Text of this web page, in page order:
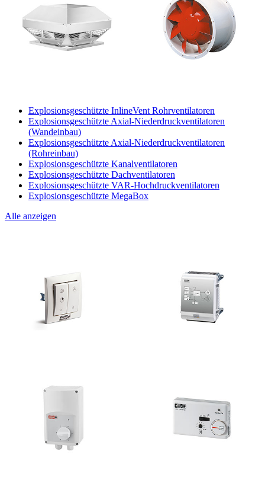
Explosionsgeschützte InlineVent Rohrventilatoren
Explosionsgeschützte Axial-Niederdruckventilatoren
(Wandeinbau)
Explosionsgeschützte Axial-Niederdruckventilatoren
(Rohreinbau)
Explosionsgeschützte Kanalventilatoren
Explosionsgeschützte Dachventilatoren
Explosionsgeschützte VAR-Hochdruckventilatoren
Explosionsgeschützte MegaBox
Alle anzeigen